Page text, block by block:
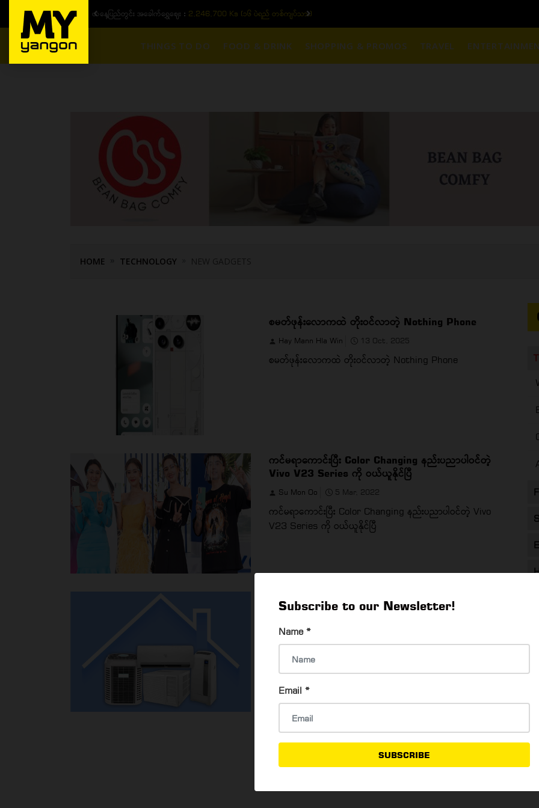
Subscribe to our Newsletter!
Name *
Email *
SUBSCRIBE
ယနေ့ပြည်တွင်း အခေါက်ရွှေဈေး : 2,246,700 Ks (၁၆ ပဲရည် တစ်ကျပ်သား)
THINGS TO DO FOOD & DRINK SHOPPING & PROMOS TRAVEL
HOME TECHNOLOGY NEW GADGETS
စမတ်ဖုန်းလောကထဲ တိုးဝင်လာတဲ့ Nothing Phone
Hay Mann Hla Win 13 Oct, 2025
စမတ်ဖုန်းလောကထဲ တိုးဝင်လာတဲ့ Nothing Phone
ကင်မရာကောင်းပြီး Color Changing နည်းပညာပါဝင်တဲ့
Vivo V23 Series ကို ဝယ်ယူနိုင်ပြီ
Su Mon Oo 5 Mar, 2022
ကင်မရာကောင်းပြီး Color Changing နည်းပညာပါဝင်တဲ့ Vivo
V23 Series ကို ဝယ်ယူနိုင်ပြီ
၂၀၂၂ မှာ အဲယားကွန်း စဝယ်မယ့်သူတွေ သိထားသင့်တဲ့ Tips